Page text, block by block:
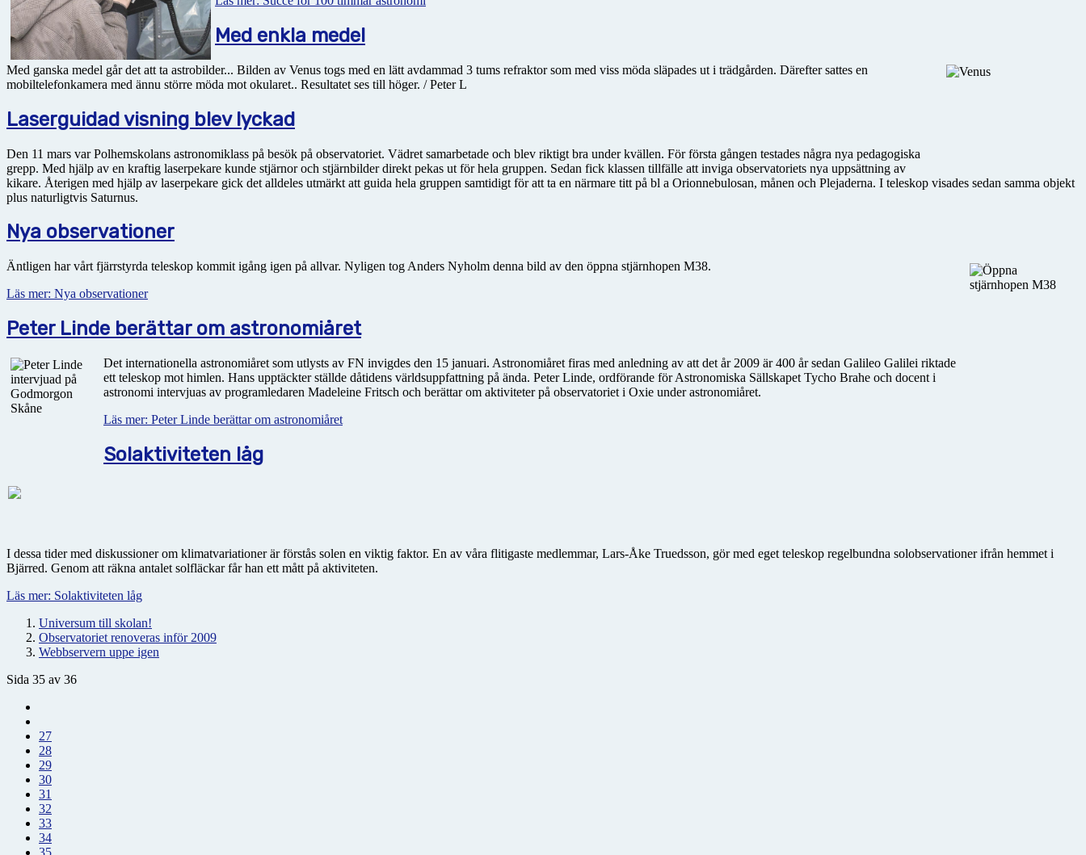
Med enkla medel
Med ganska medel går det att ta astrobilder... Bilden av Venus togs med en lätt avdammad 3 tums refraktor som med viss möda släpades ut i trädgården. Därefter sattes en
mobiltelefonkamera med ännu större möda mot okularet.. Resultatet ses till höger. / Peter L
Laserguidad visning blev lyckad
Den 11 mars var Polhemskolans astronomiklass på besök på observatoriet. Vädret samarbetade och blev riktigt bra under kvällen. För första gången testades några nya pedagogiska
grepp. Med hjälp av en kraftig laserpekare kunde stjärnor och stjärnbilder direkt pekas ut för hela gruppen. Sedan fick klassen tillfälle att inviga observatoriets nya uppsättning av
kikare. Återigen med hjälp av laserpekare gick det alldeles utmärkt att guida hela gruppen samtidigt för att ta en närmare titt på bl a Orionnebulosan, månen och Plejaderna. I teleskop visades sedan samma objekt
plus naturligtvis Saturnus.
Nya observationer
Äntligen har vårt fjärrstyrda teleskop kommit igång igen på allvar. Nyligen tog Anders Nyholm denna bild av den öppna stjärnhopen M38.
Läs mer: Nya observationer
Peter Linde berättar om astronomiåret
Det internationella astronomiåret som utlysts av FN invigdes den 15 januari. Astronomiåret firas med anledning av att det år 2009 är 400 år sedan Galileo Galilei riktade
ett teleskop mot himlen. Hans upptäckter ställde dåtidens världsuppfattning på ända. Peter Linde, ordförande för Astronomiska Sällskapet Tycho Brahe och docent i
astronomi intervjuas av programledaren Madeleine Fritsch och berättar om aktiviteter på observatoriet i Oxie under astronomiåret.
Läs mer: Peter Linde berättar om astronomiåret
Solaktiviteten låg
I dessa tider med diskussioner om klimatvariationer är förstås solen en viktig faktor. En av våra flitigaste medlemmar, Lars-Åke Truedsson, gör med eget teleskop regelbundna solobservationer ifrån hemmet i
Bjärred. Genom att räkna antalet solfläckar får han ett mått på aktiviteten.
Läs mer: Solaktiviteten låg
Universum till skolan!
Observatoriet renoveras inför 2009
Webbservern uppe igen
Sida 35 av 36
27
28
29
30
31
32
33
34
35